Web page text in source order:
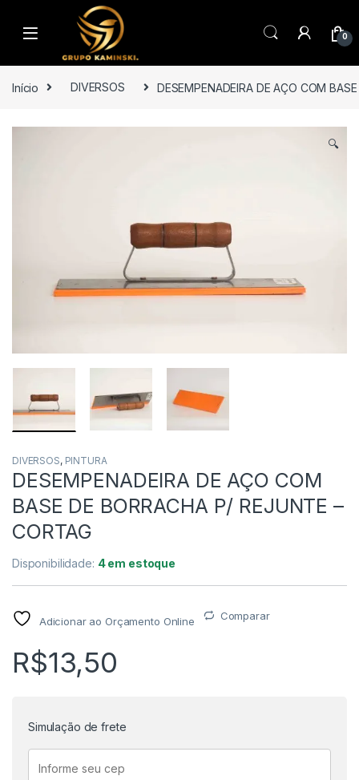
Saltar para navegação
Pular para o conteúdo
0
Início DIVERSOS DESEMPENADEIRA DE AÇO COM
🔍
DIVERSOS, PINTURA
DESEMPENADEIRA DE AÇO COM
BASE DE BORRACHA P/ REJUNTE –
CORTAG
Disponibilidade: 4 em estoque
Adicionar ao Orçamento Online Comparar
R$13,50
Simulação de frete